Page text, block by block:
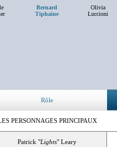
Bernard
Tiphaine
Olivia
Luccioni
Rôle
PERSONNAGES PRINCIPAUX
Patrick "Lights" Leary